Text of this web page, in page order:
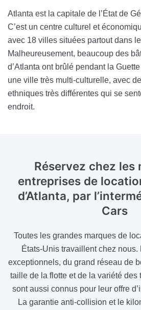
Atlanta est la capitale de l’État de
C’est un centre culturel et
avec 18 villes situées partout dans
Malheureusement, beaucoup des
d’Atlanta ont brûlé pendant la
une ville très multi-culturelle, avec
ethniques très différentes qui se
endroit.
Réservez chez les
entreprises de
d’Atlanta, par
Cars
Toutes les grandes marques de
États-Unis travaillent chez nous.
exceptionnels, du grand réseau de
taille de la flotte et de la variété des
sont aussi connus pour leur offre
La garantie anti-collision et le